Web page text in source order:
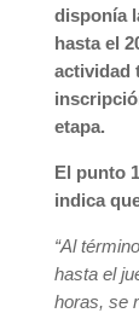
disponía
hasta el
actividad
etapa.
El punto
indica
“Al
hasta el
horas, se